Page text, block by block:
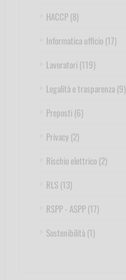
HACCP (8)
Informatica ufficio (17)
Lavoratori (119)
Legalità e trasparenza (9)
Preposti (6)
Privacy (2)
Rischio elettrico (2)
RLS (13)
RSPP - ASPP (17)
Sostenibilità (1)